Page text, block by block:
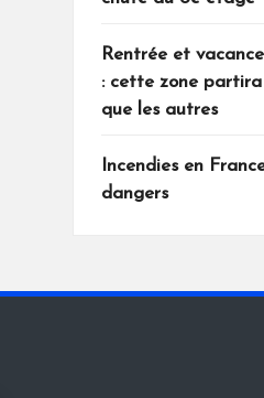
Rentrée et
: cette zone
que les autres
Incendies en
dangers